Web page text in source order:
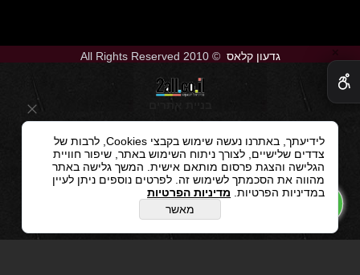
גדעון קלאס© 2010 All Rights Reserved
לידיעתך, באתרנו נעשה שימוש בקבצי Cookies, לרבות של
צדדים שלישיים, לצורך ניתוח השימוש באתר, שיפור חוויית
הגלישה והצגת פרסום מותאם אישית. המשך גלישה באתר
מהווה את הסכמתך לשימוש זה. לפרטים נוספים ניתן לעיין
במדיניות הפרטיות. מדיניות הפרטיות
מאשר